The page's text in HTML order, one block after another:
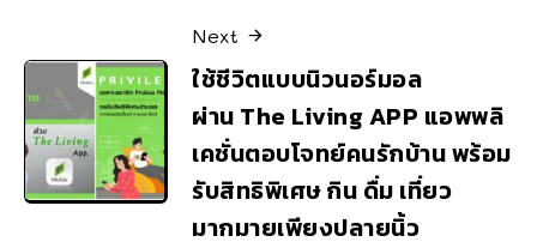
Next
ใช้ชีวิตแบบนิวนอร์มอล
ผ่าน The Living APP แอพพลิ
เคชั่นตอบโจทย์คนรักบ้าน พร้อม
รับสิทธิพิเศษ กิน ดื่ม เที่ยว
มากมายเพียงปลายนิ้ว